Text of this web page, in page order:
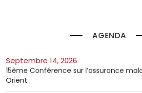
AGENDA
septembre 14, 2026
15ème Conférence sur l’assurance
Orient